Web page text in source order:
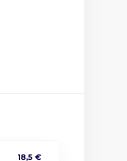
18,5 €